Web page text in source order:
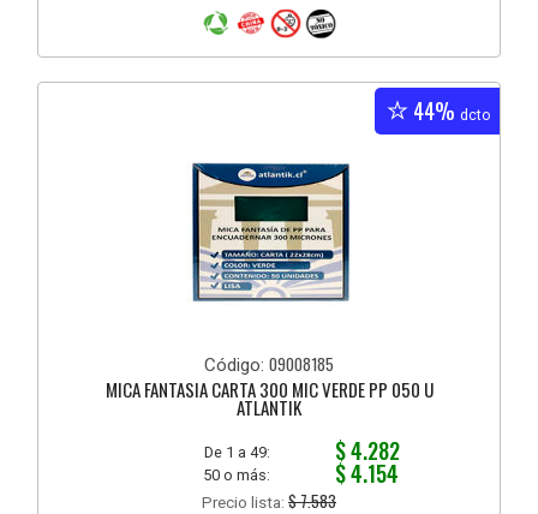
44% dcto
Código: 09008185
MICA FANTASIA CARTA 300 MIC VERDE PP 050 U
ATLANTIK
De 1 a 49: $ 4.282
50 o más: $ 4.154
Precio lista: $ 7.583